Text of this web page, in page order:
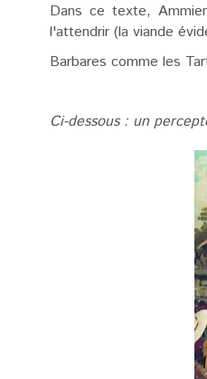
Dans ce texte,
l'attendrir (la viande
Barbares comme les
Ci-dessous : un